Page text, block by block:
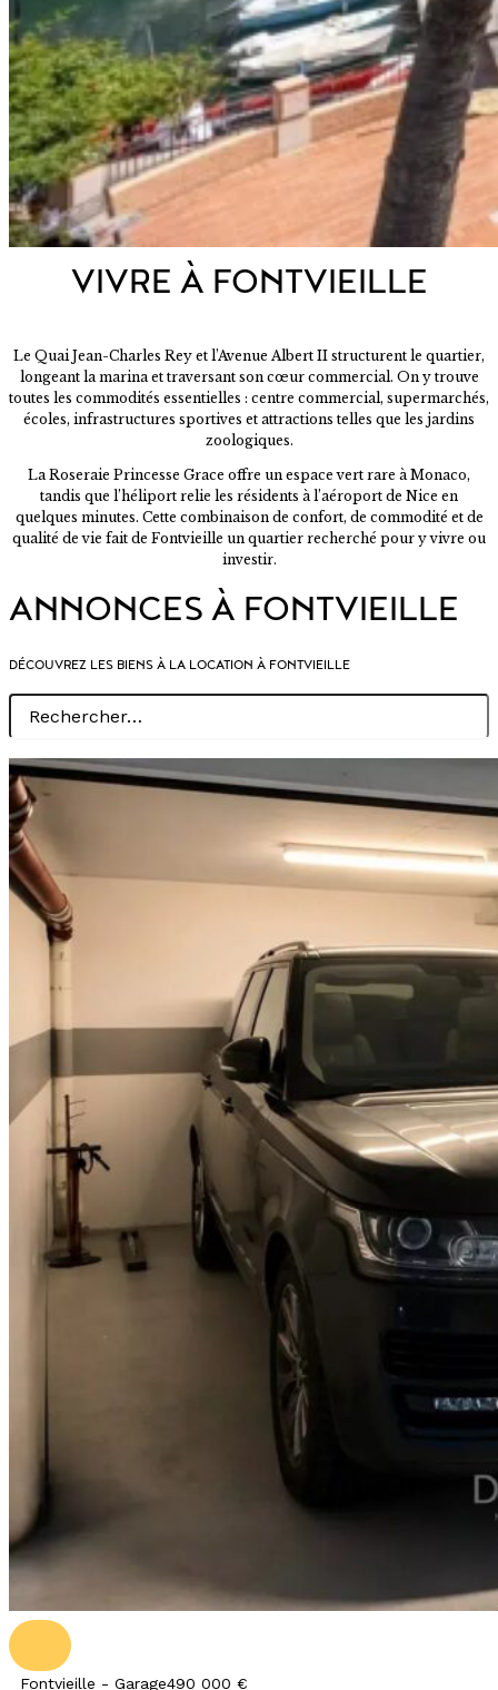
VIVRE À FONTVIEILLE
Le Quai Jean-Charles Rey et l’Avenue Albert II structurent le quartier,
longeant la marina et traversant son cœur commercial. On y trouve
toutes les commodités essentielles : centre commercial, supermarchés,
écoles, infrastructures sportives et attractions telles que les jardins
zoologiques.
La Roseraie Princesse Grace offre un espace vert rare à Monaco,
tandis que l’héliport relie les résidents à l’aéroport de Nice en
quelques minutes. Cette combinaison de confort, de commodité et de
qualité de vie fait de Fontvieille un quartier recherché pour y vivre ou
investir.
ANNONCES À FONTVIEILLE
DÉCOUVREZ LES BIENS À LA LOCATION À FONTVIEILLE
Fontvieille - Garage490 000 €